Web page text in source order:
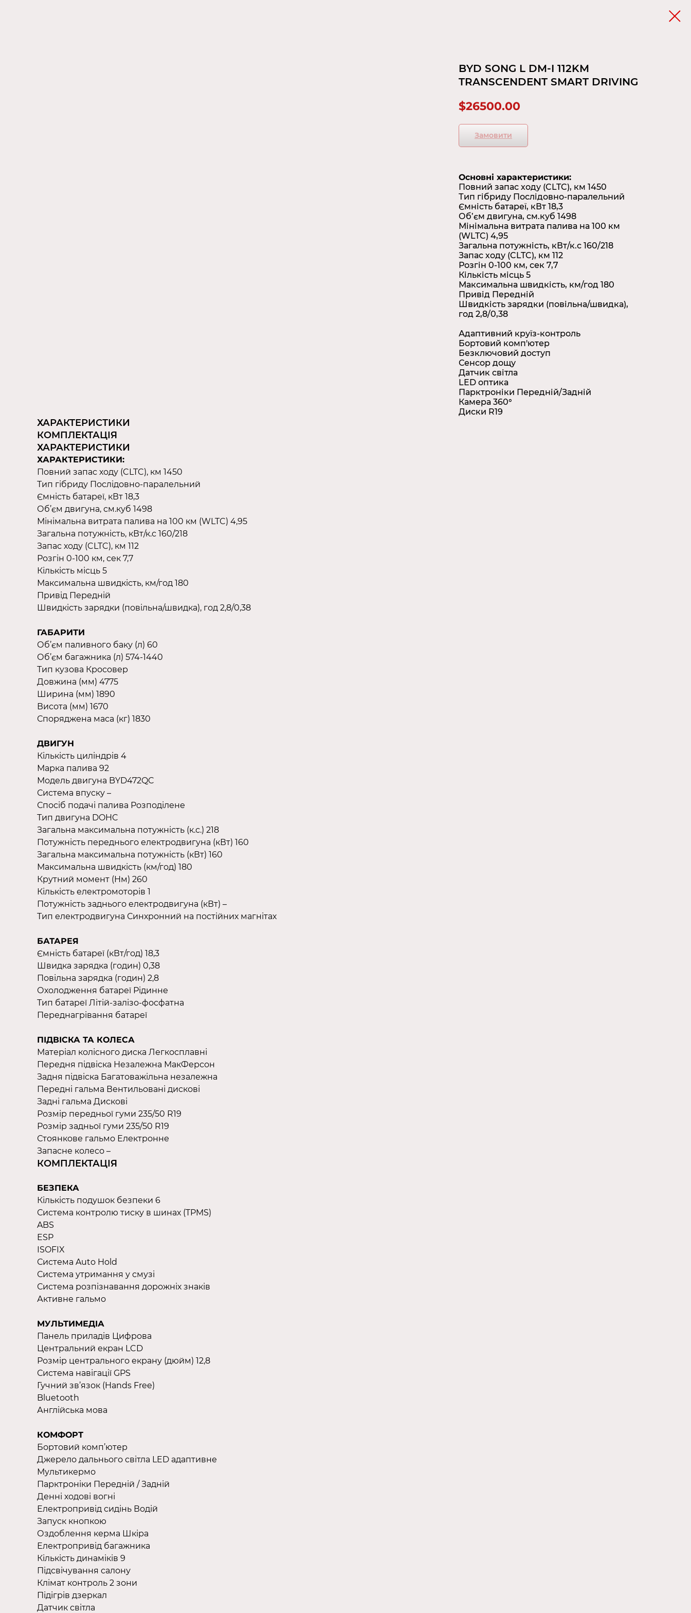
BYD SONG L DM-I 112KM
TRANSCENDENT SMART DRIVING
$26500.00
Замовити
Основні характеристики:
Повний запас ходу (CLTC), км 1450
Тип гібриду Послідовно-паралельний
Ємність батареї, кВт 18,3
Об’єм двигуна, см.куб 1498
Мінімальна витрата палива на 100 км
(WLTC) 4,95
Загальна потужність, кВт/к.с 160/218
Запас ходу (CLTC), км 112
Розгін 0-100 км, сек 7,7
Кількість місць 5
Максимальна швидкість, км/год 180
Привід Передній
Швидкість зарядки (повільна/швидка),
год 2,8/0,38
Адаптивний круїз-контроль
Бортовий комп'ютер
Безключовий доступ
Сенсор дощу
Датчик світла
LED оптика
Парктроніки Передній/Задній
Камера 360°
Диски R19
ХАРАКТЕРИСТИКИ
КОМПЛЕКТАЦІЯ
ХАРАКТЕРИСТИКИ
ХАРАКТЕРИСТИКИ:
Повний запас ходу (CLTC), км 1450
Тип гібриду Послідовно-паралельний
Ємність батареї, кВт 18,3
Об’єм двигуна, см.куб 1498
Мінімальна витрата палива на 100 км (WLTC) 4,95
Загальна потужність, кВт/к.с 160/218
Запас ходу (CLTC), км 112
Розгін 0-100 км, сек 7,7
Кількість місць 5
Максимальна швидкість, км/год 180
Привід Передній
Швидкість зарядки (повільна/швидка), год 2,8/0,38
ГАБАРИТИ
Об’єм паливного баку (л) 60
Об’єм багажника (л) 574-1440
Тип кузова Кросовер
Довжина (мм) 4775
Ширина (мм) 1890
Висота (мм) 1670
Споряджена маса (кг) 1830
ДВИГУН
Кількість циліндрів 4
Марка палива 92
Модель двигуна BYD472QC
Система впуску –
Спосіб подачі палива Розподілене
Тип двигуна DOHC
Загальна максимальна потужність (к.с.) 218
Потужність переднього електродвигуна (кВт) 160
Загальна максимальна потужність (кВт) 160
Максимальна швидкість (км/год) 180
Крутний момент (Нм) 260
Кількість електромоторів 1
Потужність заднього електродвигуна (кВт) –
Тип електродвигуна Синхронний на постійних магнітах
БАТАРЕЯ
Ємність батареї (кВт/год) 18,3
Швидка зарядка (годин) 0,38
Повільна зарядка (годин) 2,8
Охолодження батареї Рідинне
Тип батареї Літій-залізо-фосфатна
Переднагрівання батареї
ПІДВІСКА ТА КОЛЕСА
Матеріал колісного диска Легкосплавні
Передня підвіска Незалежна МакФерсон
Задня підвіска Багатоважільна незалежна
Передні гальма Вентильовані дискові
Задні гальма Дискові
Розмір передньої гуми 235/50 R19
Розмір задньої гуми 235/50 R19
Стоянкове гальмо Електронне
Запасне колесо –
КОМПЛЕКТАЦІЯ
БЕЗПЕКА
Кількість подушок безпеки 6
Система контролю тиску в шинах (TPMS)
ABS
ESP
ISOFIX
Система Auto Hold
Система утримання у смузі
Система розпізнавання дорожніх знаків
Активне гальмо
МУЛЬТИМЕДІА
Панель приладів Цифрова
Центральний екран LCD
Розмір центрального екрану (дюйм) 12,8
Система навігації GPS
Гучний зв’язок (Hands Free)
Bluetooth
Англійська мова
КОМФОРТ
Бортовий комп’ютер
Джерело дальнього світла LED адаптивне
Мультикермо
Парктроніки Передній / Задній
Денні ходові вогні
Електропривід сидінь Водій
Запуск кнопкою
Оздоблення керма Шкіра
Електропривід багажника
Кількість динаміків 9
Підсвічування салону
Клімат контроль 2 зони
Підігрів дзеркал
Датчик світла